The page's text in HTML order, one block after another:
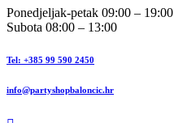
Ponedjeljak-petak 09:00 – 19:00
Subota 08:00 – 13:00
Tel: +385 99 590 2450
info@partyshopbaloncic.hr